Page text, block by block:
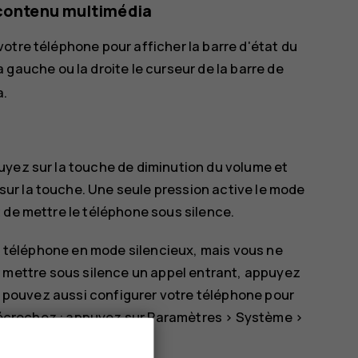
multimédia
téléphone pour afficher la barre d'état du
ou la droite le curseur de la barre de
sur la touche de diminution du volume et
la touche. Une seule pression active le mode
mettre le téléphone sous silence.
en mode silencieux, mais vous ne
sous silence un appel entrant, appuyez
aussi configurer votre téléphone pour
: appuyez surParamètres > Système >